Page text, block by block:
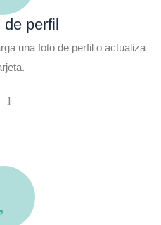
de perfil
una foto de perfil o actualiza